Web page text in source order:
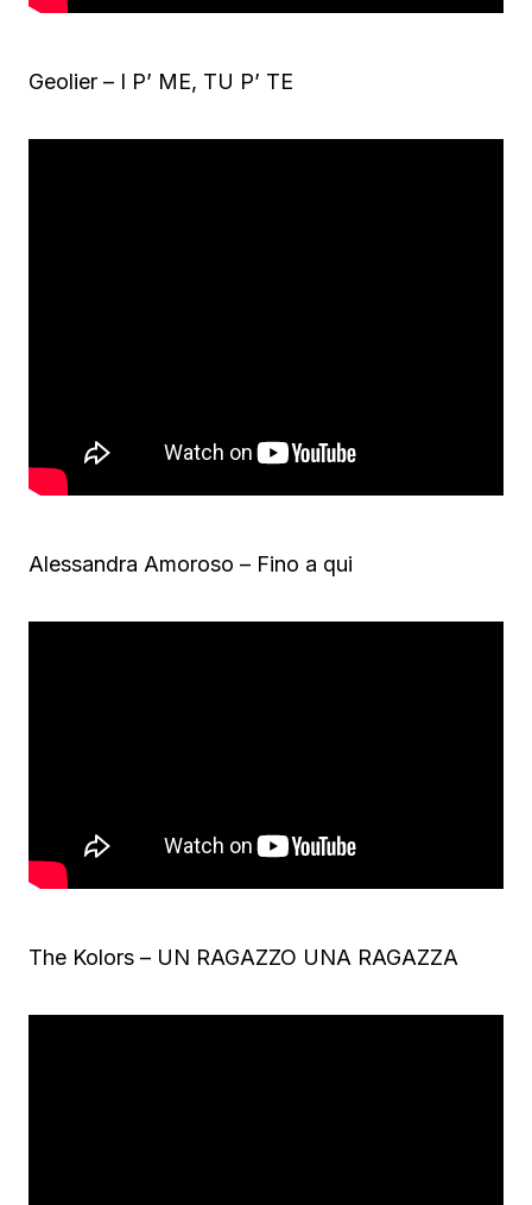
Geolier – I P’ ME, TU P’ TE
Alessandra Amoroso – Fino a qui
The Kolors – UN RAGAZZO UNA RAGAZZA